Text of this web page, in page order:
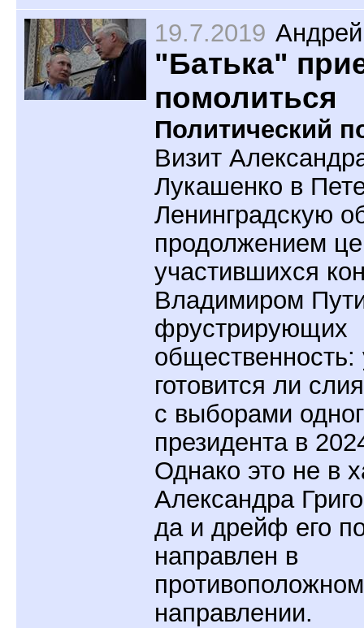
19.7.2019
"Батька"
помолиться
Политический
Визит
Лукашенко в
Ленинградскую
продолжением
участившихся
Владимиром
фрустрирующих
готовится ли
с выборами
президента в
Однако это не в
Александра
да и дрейф его
направлен в
направлении.